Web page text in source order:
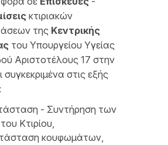
κτιριακών
της Κεντρικής
του Υπουργείου Υγείας
Αριστοτέλους 17 στην
στις εξής
- Συντήρηση των
Κτιρίου,
κουφωμάτων,